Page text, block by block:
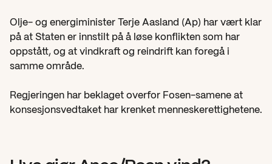
Olje- og energiminister Terje Aasland (Ap) har vært klar
på at Staten er innstilt på å løse konflikten som har
oppstått, og at vindkraft og reindrift kan foregå i
samme område.
Regjeringen har beklaget overfor Fosen-samene at
konsesjonsvedtaket har krenket menneskerettighetene.